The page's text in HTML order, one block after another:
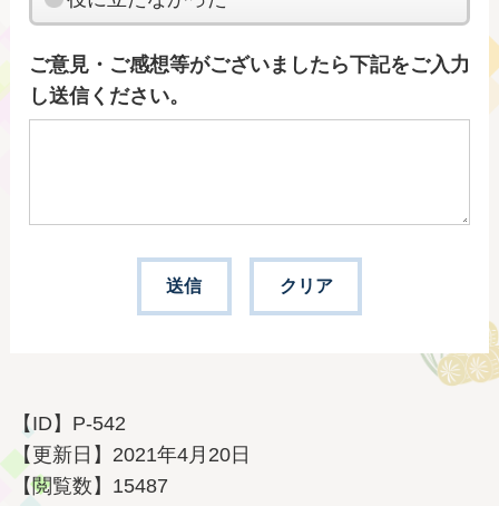
ご意見・ご感想等がございましたら下記をご入力
し送信ください。
【ID】 P-542
【更新日】 2021年4月20日
【閲覧数】 15487